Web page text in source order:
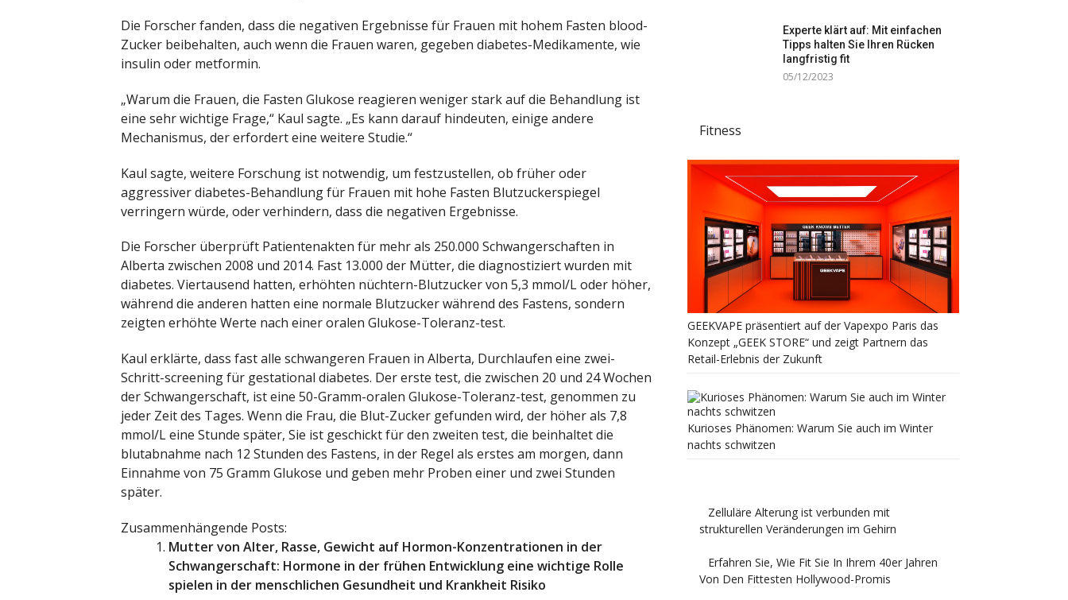
Die Forscher fanden, dass die negativen Ergebnisse für Frauen mit hohem Fasten blood-
Zucker beibehalten, auch wenn die Frauen waren, gegeben diabetes-Medikamente, wie
insulin oder metformin.
„Warum die Frauen, die Fasten Glukose reagieren weniger stark auf die Behandlung ist
eine sehr wichtige Frage,“ Kaul sagte. „Es kann darauf hindeuten, einige andere
Mechanismus, der erfordert eine weitere Studie.“
Kaul sagte, weitere Forschung ist notwendig, um festzustellen, ob früher oder
aggressiver diabetes-Behandlung für Frauen mit hohe Fasten Blutzuckerspiegel
verringern würde, oder verhindern, dass die negativen Ergebnisse.
Die Forscher überprüft Patientenakten für mehr als 250.000 Schwangerschaften in
Alberta zwischen 2008 und 2014. Fast 13.000 der Mütter, die diagnostiziert wurden mit
diabetes. Viertausend hatten, erhöhten nüchtern-Blutzucker von 5,3 mmol/L oder höher,
während die anderen hatten eine normale Blutzucker während des Fastens, sondern
zeigten erhöhte Werte nach einer oralen Glukose-Toleranz-test.
Kaul erklärte, dass fast alle schwangeren Frauen in Alberta, Durchlaufen eine zwei-
Schritt-screening für gestational diabetes. Der erste test, die zwischen 20 und 24 Wochen
der Schwangerschaft, ist eine 50-Gramm-oralen Glukose-Toleranz-test, genommen zu
jeder Zeit des Tages. Wenn die Frau, die Blut-Zucker gefunden wird, der höher als 7,8
mmol/L eine Stunde später, Sie ist geschickt für den zweiten test, die beinhaltet die
blutabnahme nach 12 Stunden des Fastens, in der Regel als erstes am morgen, dann
Einnahme von 75 Gramm Glukose und geben mehr Proben einer und zwei Stunden
später.
Zusammenhängende Posts:
Mutter von Alter, Rasse, Gewicht auf Hormon-Konzentrationen in der
Schwangerschaft: Hormone in der frühen Entwicklung eine wichtige Rolle
spielen in der menschlichen Gesundheit und Krankheit Risiko
Experte klärt auf: Mit einfachen
Tipps halten Sie Ihren Rücken
langfristig fit
05/12/2023
Fitness
GEEKVAPE präsentiert auf der Vapexpo Paris das
Konzept „GEEK STORE“ und zeigt Partnern das
Retail-Erlebnis der Zukunft
Kurioses Phänomen: Warum Sie auch im Winter
nachts schwitzen
Zelluläre Alterung ist verbunden mit
strukturellen Veränderungen im Gehirn
Erfahren Sie, Wie Fit Sie In Ihrem 40er Jahren
Von Den Fittesten Hollywood-Promis